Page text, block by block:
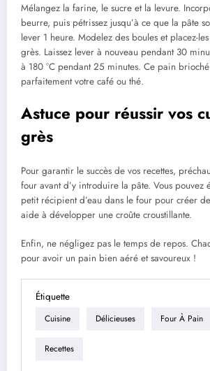
Mélangez la farine, le sucre et la levure.
beurre, puis pétrissez jusqu’à ce que la pâte
lever 1 heure. Modelez des boules et placez-
grès. Laissez lever à nouveau pendant 30
à 180 °C pendant 25 minutes. Ce pain
parfaitement votre café ou thé.
Astuce pour réussir vos
grès
Pour garantir le succès de vos recettes,
four avant d’y introduire la pâte. Vous pouvez
petit récipient d’eau dans le four pour créer
aide à développer une croûte croustillante.
Enfin, ne négligez pas le temps de repos.
pour avoir un pain bien aéré et savoureux !
Étiquette
Cuisine Délicieuses Four À Pain
Recettes